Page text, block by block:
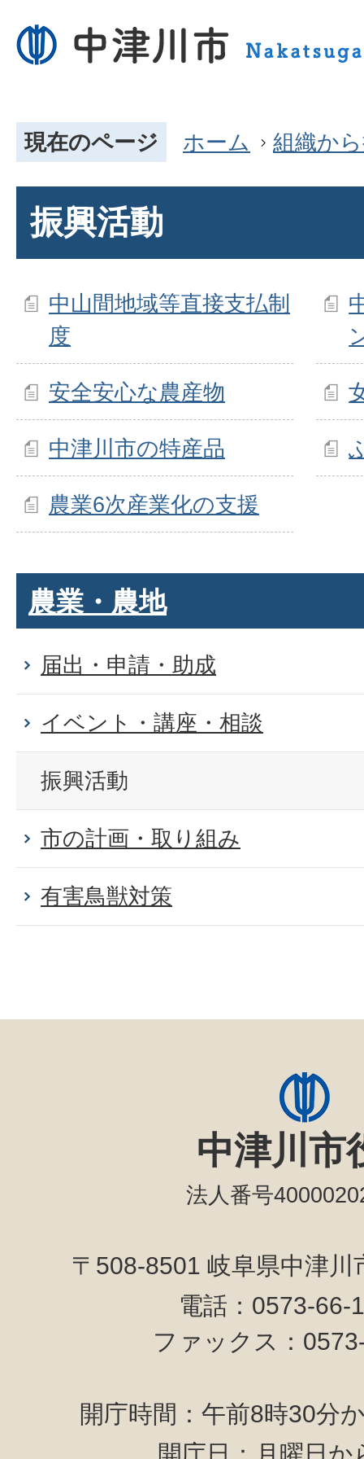
現在のページ ホーム 組織か
振興活動
中山間地域等直接支払制
度
安全安心な農産物
中津川市の特産品
農業6次産業化の支援
農業・農地
届出・申請・助成
イベント・講座・相談
振興活動
市の計画・取り組み
有害鳥獣対策
中津川市
法人番号
〒508-8501 岐阜県中津
電話：0573-
ファックス：
開庁時間：午前8時30分